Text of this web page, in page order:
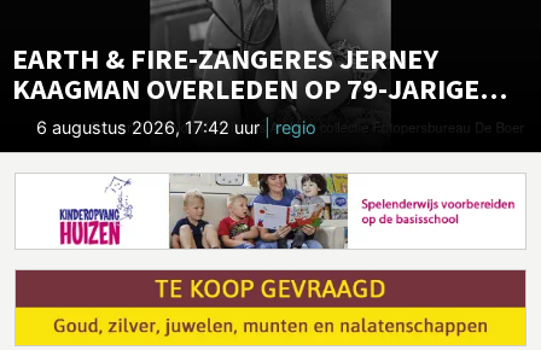
EARTH & FIRE-ZANGERES JERNEY
KAAGMAN OVERLEDEN OP 79-JARIGE
LEEFTIJD
6 augustus 2026, 17:42 uur | regio